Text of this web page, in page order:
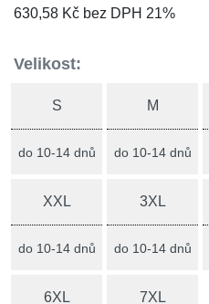
630,58 Kč bez DPH 21%
Velikost:
S
do 10-14 dnů
M
do 10-14 dnů
XXL
do 10-14 dnů
3XL
do 10-14 dnů
6XL 7XL